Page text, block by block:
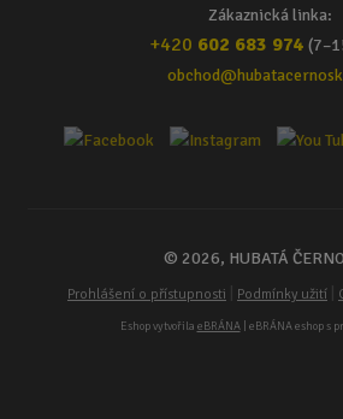
Zákaznická linka:
+420 602 683 974
© 2026, HUBATÁ
Prohlášení o přístupnosti Podmínky užití
Eshop vytvořila eBRÁNA| eBRÁNA eshop s